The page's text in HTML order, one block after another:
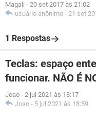
Magali - 20 set 2017 às 21:02
usuário anônimo - 21 set
1 Respostas
Teclas: espaço
funcionar. NÃO É
Joao - 2 jul 2021 às 18:17
Joao - 5 jul 2021 às 18:59